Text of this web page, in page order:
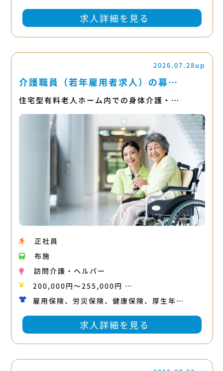
求人詳細を見る
2026.07.28up
介護職員（若年雇用者求人）の募…
住宅型有料老人ホーム内での身体介護・…
正社員
布施
訪問介護・ヘルパー
200,000円〜255,000円 …
雇用保険、労災保険、健康保険、厚生年…
求人詳細を見る